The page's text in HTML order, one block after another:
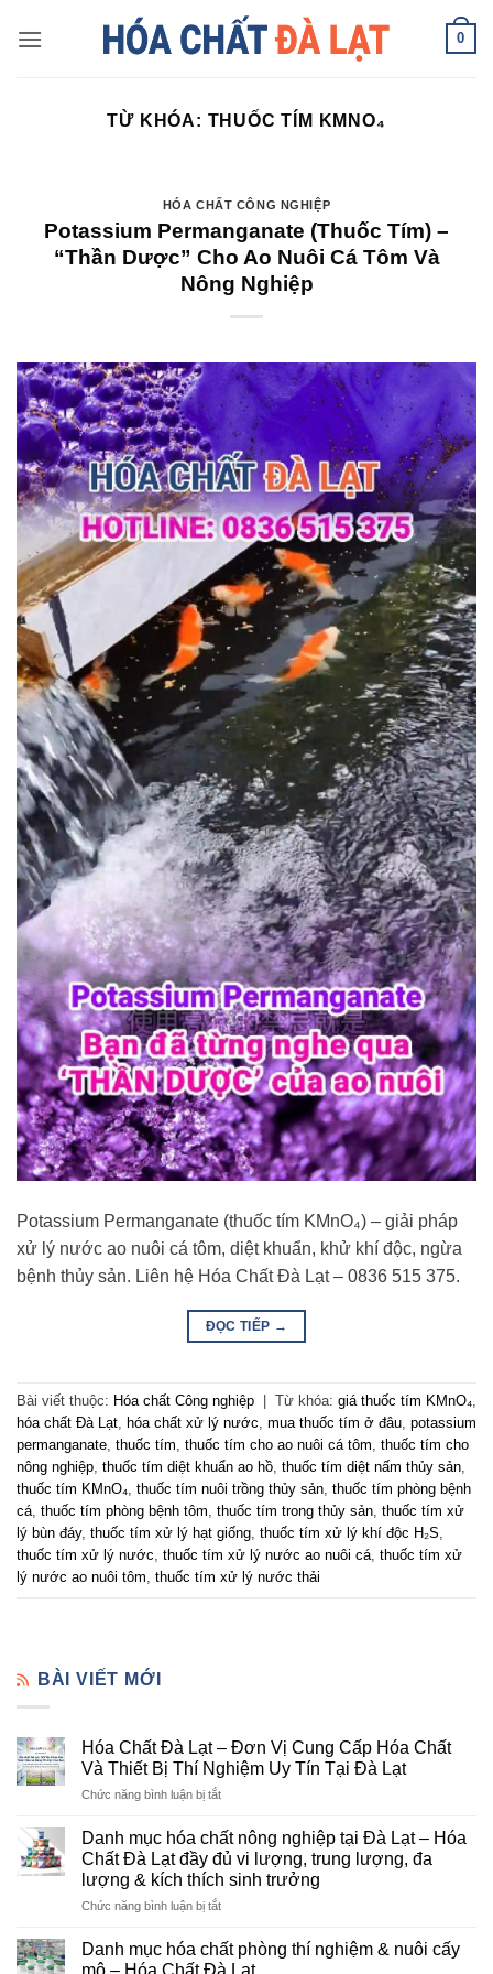
0
TỪ KHÓA: THUỐC TÍM KMNO₄
HÓA CHẤT CÔNG NGHIỆP
Potassium Permanganate (Thuốc Tím) –
“Thần Dược” Cho Ao Nuôi Cá Tôm Và
Nông Nghiệp
Potassium Permanganate (thuốc tím KMnO₄) – giải pháp
xử lý nước ao nuôi cá tôm, diệt khuẩn, khử khí độc, ngừa
bệnh thủy sản. Liên hệ Hóa Chất Đà Lạt – 0836 515 375.
ĐỌC TIẾP →
Bài viết thuộc: Hóa chất Công nghiệp Từ khóa: giá thuốc tím KMnO₄,
hóa chất Đà Lạt, hóa chất xử lý nước, mua thuốc tím ở đâu, potassium
permanganate, thuốc tím, thuốc tím cho ao nuôi cá tôm, thuốc tím cho
nông nghiệp, thuốc tím diệt khuẩn ao hồ, thuốc tím diệt nấm thủy sản,
thuốc tím KMnO₄, thuốc tím nuôi trồng thủy sản, thuốc tím phòng bệnh
cá, thuốc tím phòng bệnh tôm, thuốc tím trong thủy sản, thuốc tím xử
lý bùn đáy, thuốc tím xử lý hạt giống, thuốc tím xử lý khí độc H₂S,
thuốc tím xử lý nước, thuốc tím xử lý nước ao nuôi cá, thuốc tím xử
lý nước ao nuôi tôm, thuốc tím xử lý nước thải
BÀI VIẾT MỚI
Hóa Chất Đà Lạt – Đơn Vị Cung Cấp Hóa Chất
Và Thiết Bị Thí Nghiệm Uy Tín Tại Đà Lạt
Chức năng bình luận bị tắtở
Chất
Đà
Lạt
–
Đơn
Cung
Cấp
Danh mục hóa chất nông nghiệp tại Đà Lạt – Hóa
Chất Đà Lạt đầy đủ vi lượng, trung lượng, đa
lượng & kích thích sinh trưởng
Chức năng bình luận bị tắtở
mục
hóa
Danh mục hóa chất phòng thí nghiệm & nuôi cấy
mô – Hóa Chất Đà Lạt